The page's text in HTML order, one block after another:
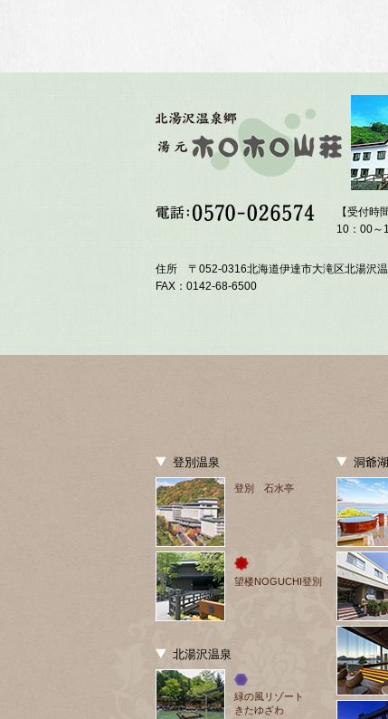
【受付時
10：00～
住所 〒052-0316北海道伊達市大滝区北湯沢
FAX：0142-68-6500
登別温泉
登別 石水亭
望楼NOGUCHI登別
北湯沢温泉
緑の風リゾート
きたゆざわ
洞爺